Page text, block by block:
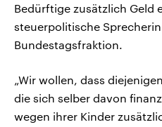
Bedürftige zusätzlich Geld
steuerpolitische
Bundestagsfraktion.
„Wir wollen, dass
die sich selber davon
wegen ihrer Kinder